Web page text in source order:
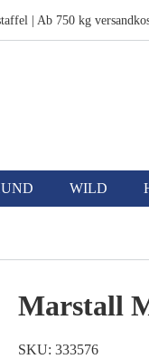
| Ab 750 kg
WILD
Marstall
SKU 333576